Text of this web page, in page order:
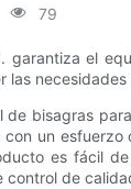
79
garantiza el
las
de bisagras
un
es fácil
de